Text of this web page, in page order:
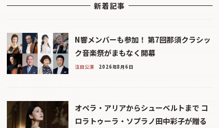
新着記事
N響メンバーも参加！ 第7回那須クラシッ
ク音楽祭がまもなく開幕
注目公演 2026年8月6日
オペラ・アリアからシューベルトまで コ
ロラトゥーラ・ソプラノ田中彩子が贈る